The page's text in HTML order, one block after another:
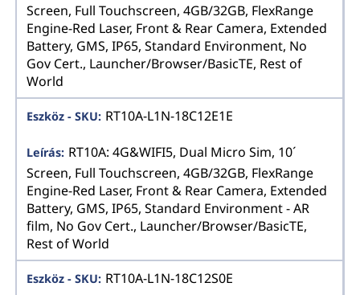
Screen, Full Touchscreen, 4GB/32GB, FlexRange
Engine-Red Laser, Front & Rear Camera, Extended
Battery, GMS, IP65, Standard Environment, No
Gov Cert., Launcher/Browser/BasicTE, Rest of
World
RT10A-L1N-18C12E1E
RT10A: 4G&WIFI5, Dual Micro Sim, 10´
Screen, Full Touchscreen, 4GB/32GB, FlexRange
Engine-Red Laser, Front & Rear Camera, Extended
Battery, GMS, IP65, Standard Environment - AR
film, No Gov Cert., Launcher/Browser/BasicTE,
Rest of World
RT10A-L1N-18C12S0E